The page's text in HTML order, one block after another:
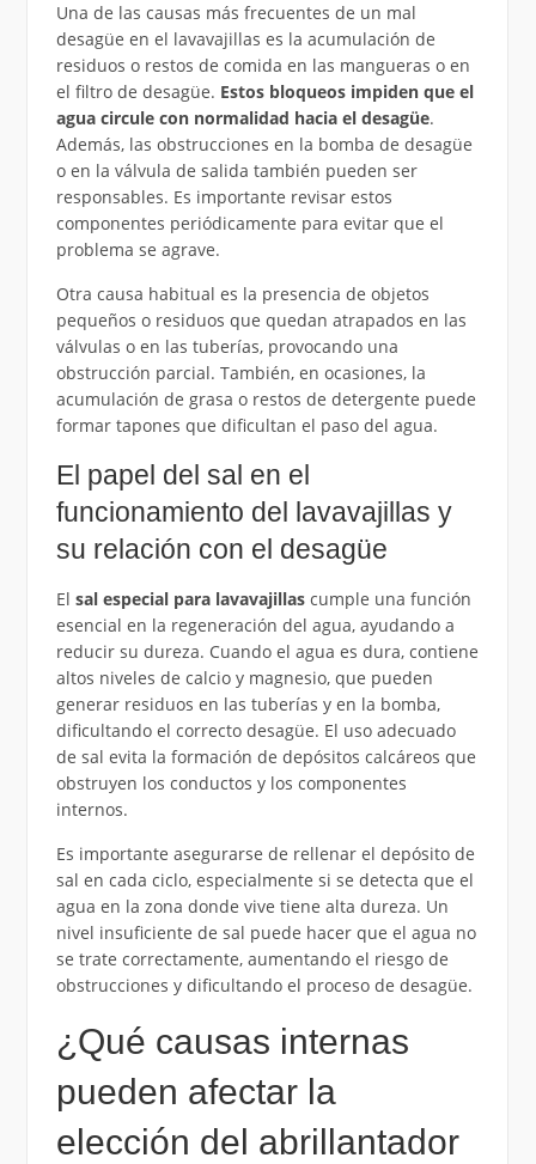
Una de las causas más frecuentes de un mal
desagüe en el lavavajillas es la acumulación de
residuos o restos de comida en las mangueras o en
el filtro de desagüe. Estos bloqueos impiden que el
agua circule con normalidad hacia el desagüe.
Además, las obstrucciones en la bomba de desagüe
o en la válvula de salida también pueden ser
responsables. Es importante revisar estos
componentes periódicamente para evitar que el
problema se agrave.
Otra causa habitual es la presencia de objetos
pequeños o residuos que quedan atrapados en las
válvulas o en las tuberías, provocando una
obstrucción parcial. También, en ocasiones, la
acumulación de grasa o restos de detergente puede
formar tapones que dificultan el paso del agua.
El papel del sal en el
funcionamiento del lavavajillas y
su relación con el desagüe
El sal especial para lavavajillascumple una función
esencial en la regeneración del agua, ayudando a
reducir su dureza. Cuando el agua es dura, contiene
altos niveles de calcio y magnesio, que pueden
generar residuos en las tuberías y en la bomba,
dificultando el correcto desagüe. El uso adecuado
de sal evita la formación de depósitos calcáreos que
obstruyen los conductos y los componentes
internos.
Es importante asegurarse de rellenar el depósito de
sal en cada ciclo, especialmente si se detecta que el
agua en la zona donde vive tiene alta dureza. Un
nivel insuficiente de sal puede hacer que el agua no
se trate correctamente, aumentando el riesgo de
obstrucciones y dificultando el proceso de desagüe.
¿Qué causas internas
pueden afectar la
elección del abrillantador